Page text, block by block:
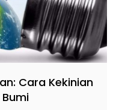
Cara Kekinian